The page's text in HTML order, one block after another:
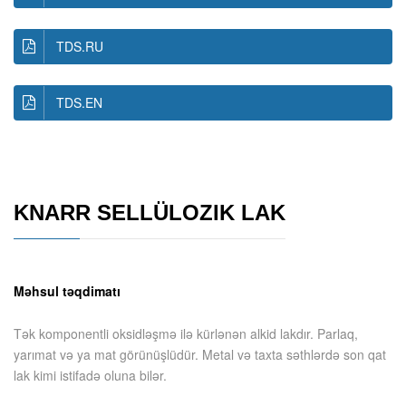
TDS.RU
TDS.EN
KNARR SELLÜLOZIK LAK
Məhsul təqdimatı
Tək komponentli oksidləşmə ilə kürlənən alkid lakdır. Parlaq,
yarımat və ya mat görünüşlüdür. Metal və taxta səthlərdə son qat
lak kimi istifadə oluna bilər.